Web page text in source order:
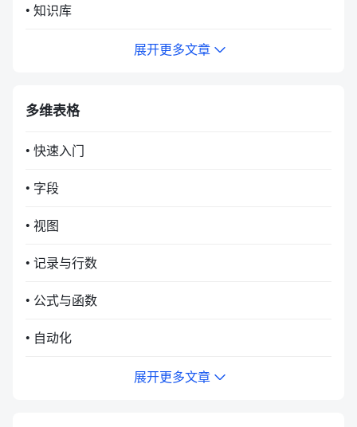
• 知识库
展开更多文章
多维表格
• 快速入门
• 字段
• 视图
• 记录与行数
• 公式与函数
• 自动化
展开更多文章